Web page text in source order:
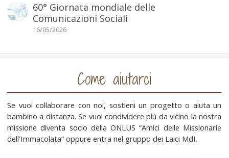
60° Giornata mondiale delle
Comunicazioni Sociali
16/05/2026
Come aiutarci
Se vuoi collaborare con noi, sostieni un progetto o aiuta un
bambino a distanza. Se vuoi condividere più da vicino la nostra
missione diventa socio della ONLUS “Amici delle Missionarie
dell’Immacolata” oppure entra nel gruppo dei Laici MdI.